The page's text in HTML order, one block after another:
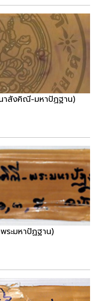
าสังคิณี-มหาปัฏฐาน)
ะมหาปัฏฐาน)